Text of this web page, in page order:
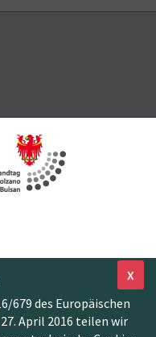
X
679 des Europäischen
April 2016 teilen wir